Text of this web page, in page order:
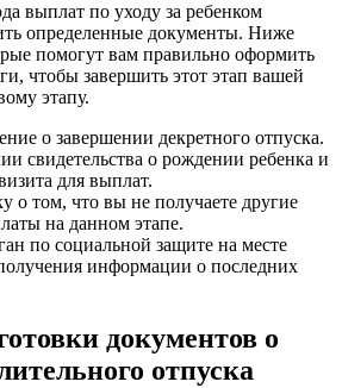
выплат по уходу за ребенком
определенные документы. Ниже
помогут вам правильно оформить
чтобы завершить этот этап вашей
этапу.
о завершении декретного отпуска.
свидетельства о рождении ребенка и
для выплат.
о том, что вы не получаете другие
на данном этапе.
по социальной защите на месте
информации о последних
документов о
отпуска